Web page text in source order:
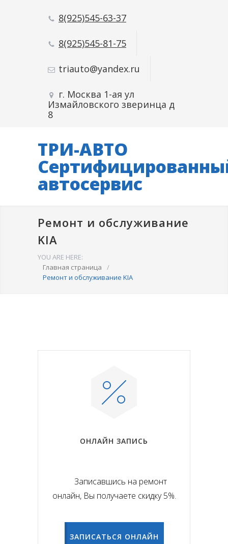
8(925)545-63-37
8(925)545-81-75
triauto@yandex.ru
г. Москва 1-ая ул
Измайловского зверинца д
8
ТРИ-АВТО
автосервис
Ремонт и обслуживание
KIA
YOU ARE HERE:
Главная страница
/
Ремонт и обслуживание KIA
ОНЛАЙН ЗАПИСЬ
Записавшись на ремонт
онлайн, Вы получаете скидку 5%.
ЗАПИСАТЬСЯ ОНЛАЙН